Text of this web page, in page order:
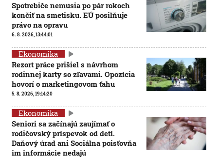
Spotrebiče nemusia po pár rokoch
končiť na smetisku. EÚ posilňuje
právo na opravu
6. 8. 2026, 13:44:01
Ekonomika
Rezort práce prišiel s návrhom
rodinnej karty so zľavami. Opozícia
hovorí o marketingovom ťahu
5. 8. 2026, 19:14:20
Ekonomika
Seniori sa začínajú zaujímať o
rodičovský príspevok od detí.
Daňový úrad ani Sociálna poisťovňa
im informácie nedajú